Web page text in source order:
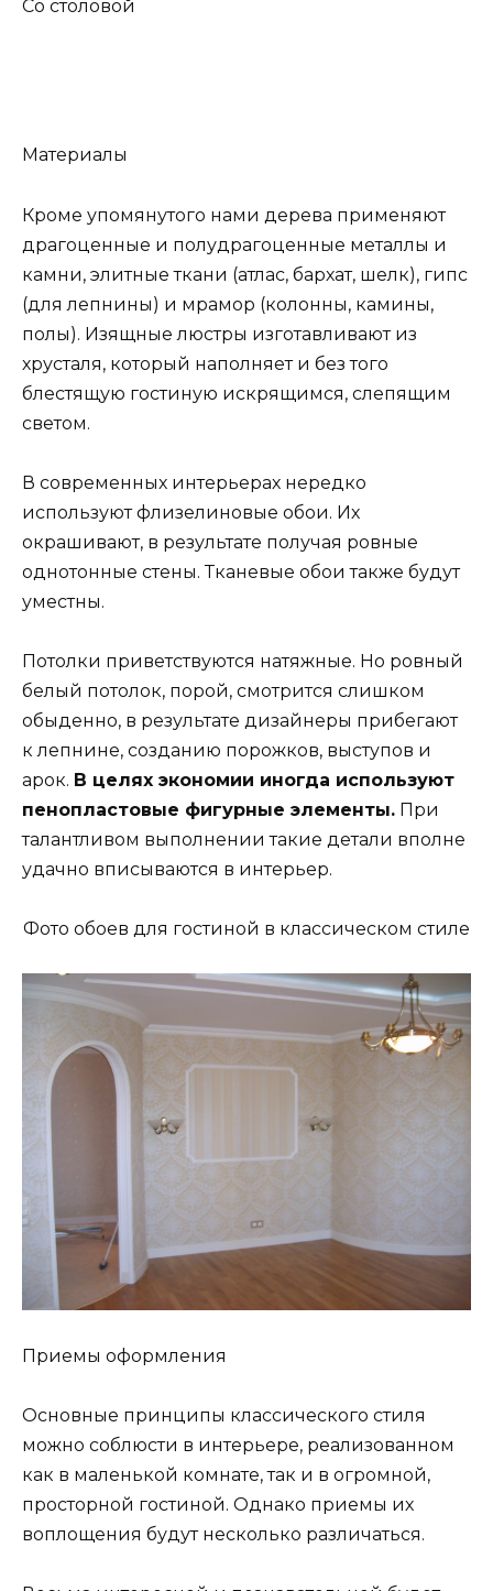
Со столовой
Материалы
Кроме упомянутого нами дерева применяют
драгоценные и полудрагоценные металлы и
камни, элитные ткани (атлас, бархат, шелк), гипс
(для лепнины) и мрамор (колонны, камины,
полы). Изящные люстры изготавливают из
хрусталя, который наполняет и без того
блестящую гостиную искрящимся, слепящим
светом.
В современных интерьерах нередко
используют флизелиновые обои. Их
окрашивают, в результате получая ровные
однотонные стены. Тканевые обои также будут
уместны.
Потолки приветствуются натяжные. Но ровный
белый потолок, порой, смотрится слишком
обыденно, в результате дизайнеры прибегают
к лепнине, созданию порожков, выступов и
арок. В целях экономии иногда используют
пенопластовые фигурные элементы. При
талантливом выполнении такие детали вполне
удачно вписываются в интерьер.
Фото обоев для гостиной в классическом стиле
Приемы оформления
Основные принципы классического стиля
можно соблюсти в интерьере, реализованном
как в маленькой комнате, так и в огромной,
просторной гостиной. Однако приемы их
воплощения будут несколько различаться.